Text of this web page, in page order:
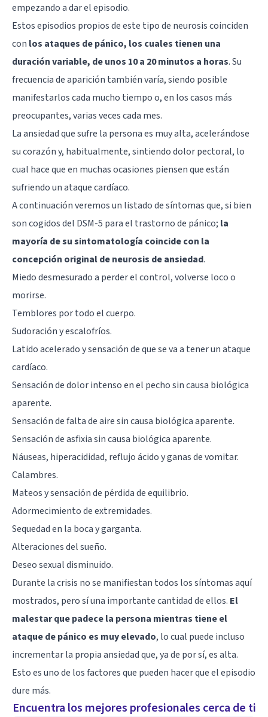
empezando a dar el episodio.
Estos episodios propios de este tipo de neurosis coinciden
con los ataques de pánico, los cuales tienen una
duración variable, de unos 10 a 20 minutos a horas. Su
frecuencia de aparición también varía, siendo posible
manifestarlos cada mucho tiempo o, en los casos más
preocupantes, varias veces cada mes.
La ansiedad que sufre la persona es muy alta, acelerándose
su corazón y, habitualmente, sintiendo dolor pectoral, lo
cual hace que en muchas ocasiones piensen que están
sufriendo un ataque cardíaco.
A continuación veremos un listado de síntomas que, si bien
son cogidos del DSM-5 para el trastorno de pánico; la
mayoría de su sintomatología coincide con la
concepción original de neurosis de ansiedad.
Miedo desmesurado a perder el control, volverse loco o
morirse.
Temblores por todo el cuerpo.
Sudoración y escalofríos.
Latido acelerado y sensación de que se va a tener un ataque
cardíaco.
Sensación de dolor intenso en el pecho sin causa biológica
aparente.
Sensación de falta de aire sin causa biológica aparente.
Sensación de asfixia sin causa biológica aparente.
Náuseas, hiperacididad, reflujo ácido y ganas de vomitar.
Calambres.
Mateos y sensación de pérdida de equilibrio.
Adormecimiento de extremidades.
Sequedad en la boca y garganta.
Alteraciones del sueño.
Deseo sexual disminuido.
Durante la crisis no se manifiestan todos los síntomas aquí
mostrados, pero sí una importante cantidad de ellos. El
malestar que padece la persona mientras tiene el
ataque de pánico es muy elevado, lo cual puede incluso
incrementar la propia ansiedad que, ya de por sí, es alta.
Esto es uno de los factores que pueden hacer que el episodio
dure más.
Encuentra los mejores profesionales cerca de ti